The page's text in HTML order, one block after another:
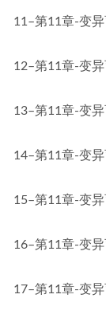
11–第11章-变
12–第11章-变
13–第11章-变
14–第11章-变
15–第11章-变
16–第11章-变
17–第11章-变